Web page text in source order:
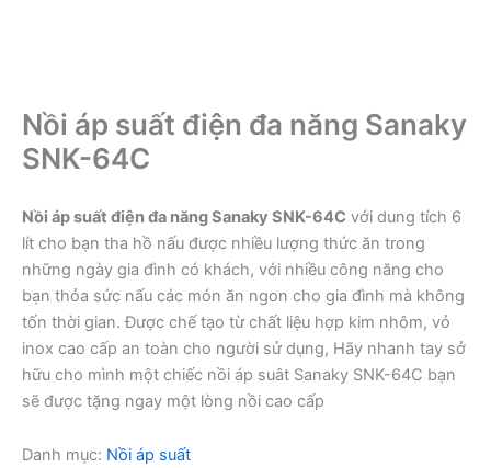
Nồi áp suất điện đa năng Sanaky
SNK-64C
Nồi áp suất điện đa năng Sanaky SNK-64C với dung tích 6
lít cho bạn tha hồ nấu được nhiều lượng thức ăn trong
những ngày gia đình có khách, với nhiều công năng cho
bạn thỏa sức nấu các món ăn ngon cho gia đình mà không
tốn thời gian. Được chế tạo từ chất liệu hợp kim nhôm, vỏ
inox cao cấp an toàn cho người sử dụng, Hãy nhanh tay sở
hữu cho mình một chiếc nồi áp suât Sanaky SNK-64C bạn
sẽ được tặng ngay một lòng nồi cao cấp
Danh mục: Nồi áp suất